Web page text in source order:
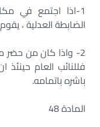
1-اذا اجتمع في
الضابطة العدلية ،
2- واذا كان من حضر
فللنائب العام
باشره باتمامه.
المادة 48